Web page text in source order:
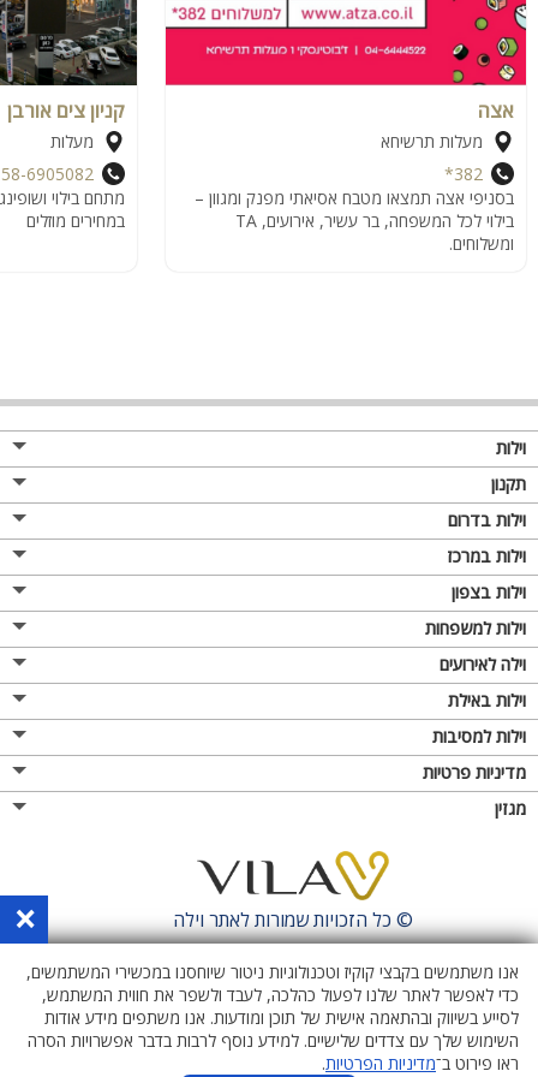
אצה
מעלות תרשיחא
382*
בסניפי אצה תמצאו מטבח אסיאתי מפנק ומגוון –
בילוי לכל המשפחה, בר עשיר, אירועים, TA
ומשלוחים.
קניון צים אורבן
מעלות
6905082
מתחם בילוי
במחירים מוזלים
וילות
תקנון
וילות בדרום
וילות במרכז
וילות בצפון
וילות למשפחות
וילה לאירועים
וילות באילת
וילות למסיבות
מדיניות פרטיות
מגזין
© כל הזכויות שמורות לאתרוילה ×
אנו משתמשים בקבצי קוקיז וטכנולוגיות ניטור שיוחסנו במכשירי המשתמשים,
כדי לאפשר לאתר שלנו לפעול כהלכה, לעבד ולשפר את חווית המשתמש,
לסייע בשיווק ובהתאמה אישית של תוכן ומודעות. אנו משתפים מידע אודות
השימוש שלך עם צדדים שלישיים. למידע נוסף לרבות בדבר אפשרויות הסרה
ראו פירוט ב־מדיניות הפרטיות.